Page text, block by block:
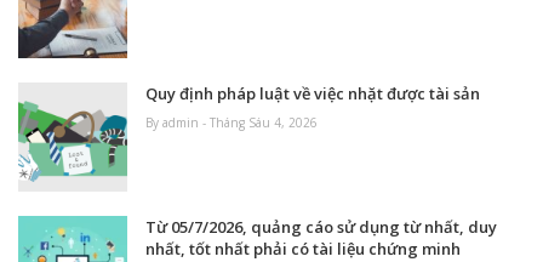
Quy định pháp luật về việc nhặt được tài sản
By admin - Tháng Sáu 4, 2026
Từ 05/7/2026, quảng cáo sử dụng từ nhất, duy
nhất, tốt nhất phải có tài liệu chứng minh